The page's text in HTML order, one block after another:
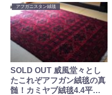
ご紹介します。
アフガニスタン絨毯
SOLD OUT 威風堂々とし
たこれぞアフガン絨毯の真
髄！カミヤブ絨毯4.4平